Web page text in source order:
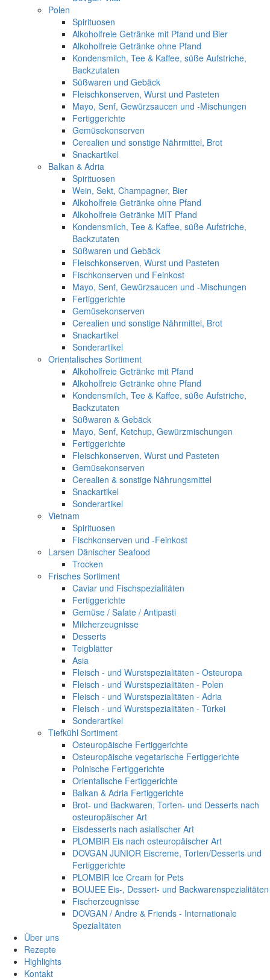
Polen
Spirituosen
Alkoholfreie Getränke mit Pfand und Bier
Alkoholfreie Getränke ohne Pfand
Kondensmilch, Tee & Kaffee, süße Aufstriche,
Backzutaten
Süßwaren und Gebäck
Fleischkonserven, Wurst und Pasteten
Mayo, Senf, Gewürzsaucen und -Mischungen
Fertiggerichte
Gemüsekonserven
Cerealien und sonstige Nährmittel, Brot
Snackartikel
Balkan & Adria
Spirituosen
Wein, Sekt, Champagner, Bier
Alkoholfreie Getränke ohne Pfand
Alkoholfreie Getränke MIT Pfand
Kondensmilch, Tee & Kaffee, süße Aufstriche,
Backzutaten
Süßwaren und Gebäck
Fleischkonserven, Wurst und Pasteten
Fischkonserven und Feinkost
Mayo, Senf, Gewürzsaucen und -Mischungen
Fertiggerichte
Gemüsekonserven
Cerealien und sonstige Nährmittel, Brot
Snackartikel
Sonderartikel
Orientalisches Sortiment
Alkoholfreie Getränke mit Pfand
Alkoholfreie Getränke ohne Pfand
Kondensmilch, Tee & Kaffee, süße Aufstriche,
Backzutaten
Süßwaren & Gebäck
Mayo, Senf, Ketchup, Gewürzmischungen
Fertiggerichte
Fleischkonserven, Wurst und Pasteten
Gemüsekonserven
Cerealien & sonstige Nährungsmittel
Snackartikel
Sonderartikel
Vietnam
Spirituosen
Fischkonserven und -Feinkost
Larsen Dänischer Seafood
Trocken
Frisches Sortiment
Caviar und Fischspezialitäten
Fertiggerichte
Gemüse / Salate / Antipasti
Milcherzeugnisse
Desserts
Teigblätter
Asia
Fleisch - und Wurstspezialitäten - Osteuropa
Fleisch - und Wurstspezialitäten - Polen
Fleisch - und Wurstspezialitäten - Adria
Fleisch - und Wurstspezialitäten - Türkei
Sonderartikel
Tiefkühl Sortiment
Osteuropäische Fertiggerichte
Osteuropäische vegetarische Fertiggerichte
Polnische Fertiggerichte
Orientalische Fertiggerichte
Balkan & Adria Fertiggerichte
Brot- und Backwaren, Torten- und Desserts nach
osteuropäischer Art
Eisdesserts nach asiatischer Art
PLOMBIR Eis nach osteuropäischer Art
DOVGAN JUNIOR Eiscreme, Torten/Desserts und
Fertiggerichte
PLOMBIR Ice Cream for Pets
BOUJEE Eis-, Dessert- und Backwarenspezialitäten
Fischerzeugnisse
DOVGAN / Andre & Friends - Internationale
Spezialitäten
Über uns
Rezepte
Highlights
Kontakt